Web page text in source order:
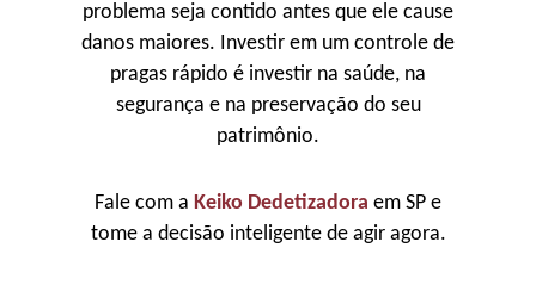
problema seja contido antes que ele cause
danos maiores. Investir em um controle de
pragas rápido é investir na saúde, na
segurança e na preservação do seu
patrimônio.
Fale com a Keiko Dedetizadora em SP e
tome a decisão inteligente de agir agora.